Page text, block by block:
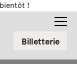
!
Billetterie